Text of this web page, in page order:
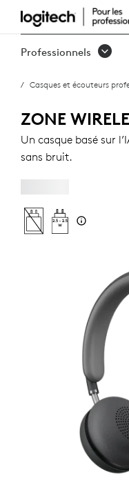
CASQUE
WIRELESS 2
Professionnels
Casques et écouteurs
ZONE
Un casque basé sur
sans bruit.